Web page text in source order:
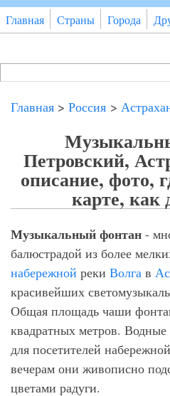
Перейти к основному
Главная Страны Города
Форма поиска
Главная > Россия >
Петровский,
описание, фото,
карте, как
Музыкальный фонтан -
балюстрадой из более
набережной реки Волга в
красивейших
Общая площадь чаши
квадратных метров.
для посетителей
вечерам они живописно
цветами радуги.